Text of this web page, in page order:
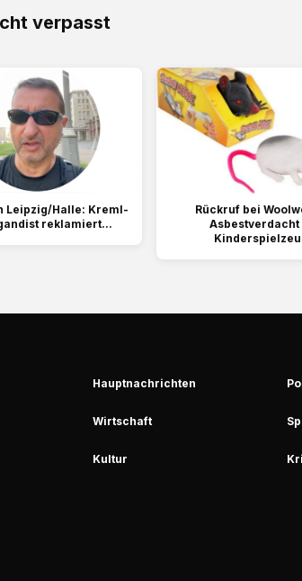
verpasst
Leipzig/Halle: Kreml-
reklamiert...
Rückruf bei
Asbestverdacht
Hauptnachrichten
Wirtschaft
Kultur